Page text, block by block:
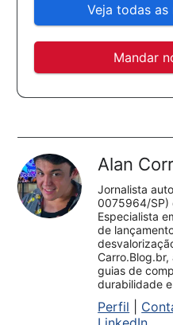
Veja todas
Mandar
Alan
Jornalista
0075964/SP)
Especialista
de
guias de
durabilidade
Perfil